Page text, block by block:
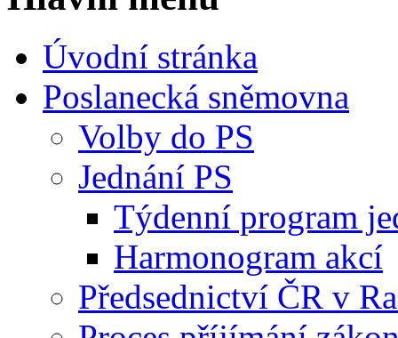
Úvodní stránka
Poslanecká sněmovna
Volby do PS
Jednání PS
Týdenní program
Harmonogram akcí
Předsednictví ČR v